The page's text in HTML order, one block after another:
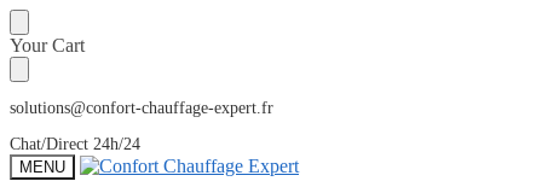
Sauter
à
la
navigation
Skip
to
content
Your Cart
solutions@confort-chauffage-expert.fr
Chat/Direct 24h/24
MENU